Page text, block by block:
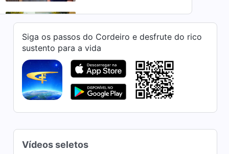
44:32
uma doença renal"
56:36
Testemunho de fé "Reflexões
sobre não fazer trabalho real"
49:35
meu verdadeiro futuro"
Siga os passos do Cordeiro e desfrute do rico
sustento para a vida
Vídeos seletos